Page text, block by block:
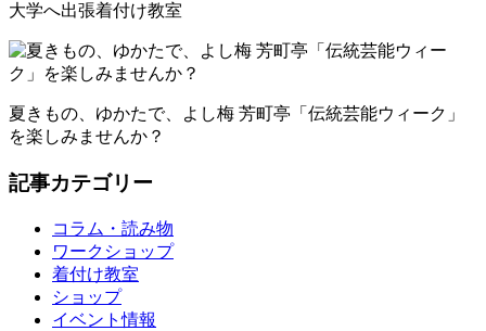
大学へ出張着付け教室
夏きもの、ゆかたで、よし梅 芳町亭「伝統芸能ウィーク」
を楽しみませんか？
記事カテゴリー
コラム・読み物
ワークショップ
着付け教室
ショップ
イベント情報